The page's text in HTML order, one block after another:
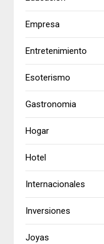
Empresa
Entretenimiento
Esoterismo
Gastronomia
Hogar
Hotel
Internacionales
Inversiones
Joyas